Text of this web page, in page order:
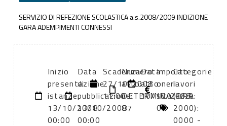
SERVIZIO DI REFEZIONE SCOLASTICA a.s.2008/2009 INDIZIONE
GARA ADEMPIMENTI CONNESSI
Inizio
presentazione
istanze:
13/10/2008
00:00
Data
di
pubblicazione:
13/10/2008
00:00
Scadenza:
27/10/2008
11:00
Numero
atto:
DETERMINA
87
Data
atto:
10/10/2008
Importo
oneri
sicurezza:
0
Categorie
lavori
(DPR
2000):
0000 -